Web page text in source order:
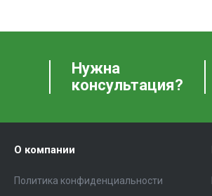
Нужна
консультация?
О компании
Политика конфиденциальности